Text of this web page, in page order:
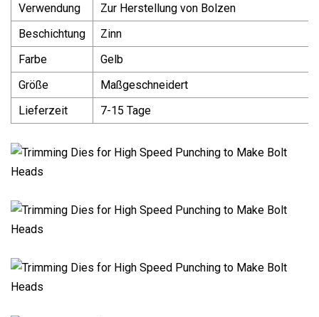
Verwendung
Zur Herstellung von Bolzen
Beschichtung
Zinn
Farbe
Gelb
Größe
Maßgeschneidert
Lieferzeit
7-15 Tage